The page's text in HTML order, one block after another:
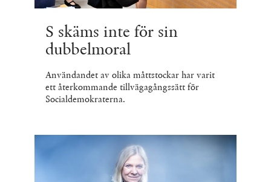
S skäms inte för sin
dubbelmoral
Användandet av olika måttstockar har varit
ett återkommande tillvägagångssätt för
Socialdemokraterna.